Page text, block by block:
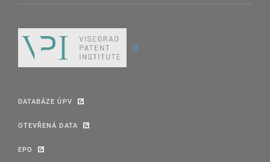
DATABÁZE ÚPV
OTEVŘENÁ DATA
EPO